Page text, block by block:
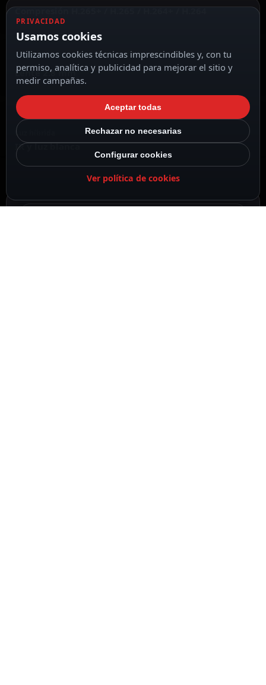
Compresión H.265+ / H.265 / H.264+ / H.264
Lente 2.8 mm
Luz híbrida
IR y luz blanca
PRIVACIDAD
Usamos cookies
Utilizamos cookies técnicas imprescindibles y, con tu
permiso, analítica y publicidad para mejorar el sitio y
medir campañas.
Aceptar todas
Rechazar no necesarias
Configurar cookies
Ver política de cookies